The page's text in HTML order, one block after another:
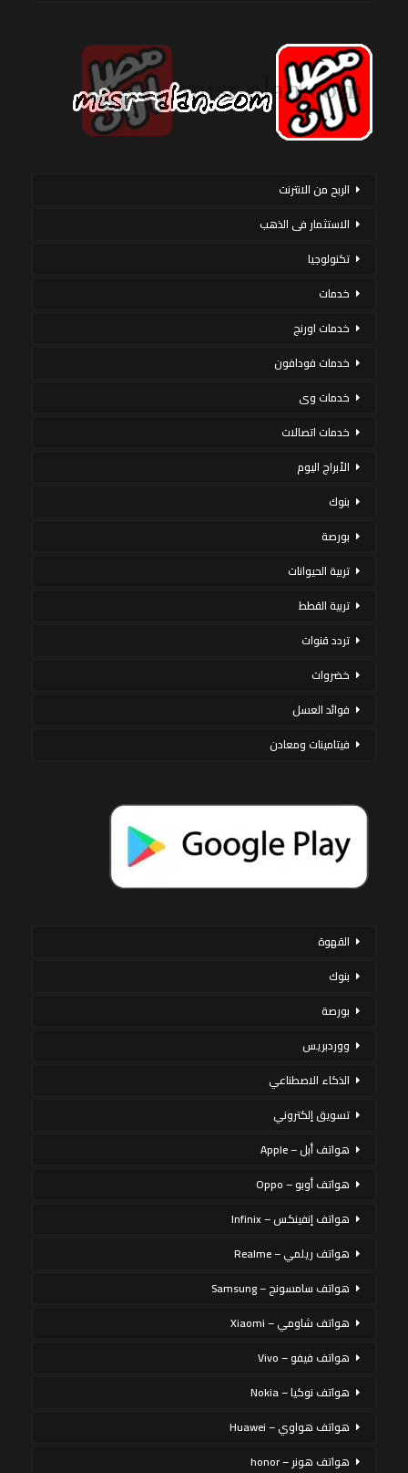
الربح من الانترنت
الاستثمار فى الذهب
تكنولوجيا
خدمات
خدمات اورنج
خدمات فودافون
خدمات وى
خدمات اتصالات
الأبراج اليوم
بنوك
بورصة
تربية الحيوانات
تربية القطط
تردد قنوات
خضروات
فوائد العسل
فيتامينات ومعادن
القهوة
بنوك
بورصة
ووردبريس
الذكاء الاصطناعي
تسويق إلكتروني
هواتف أبل – Apple
هواتف أوبو – Oppo
هواتف إنفينكس – Infinix
هواتف ريلمي – Realme
هواتف سامسونج – Samsung
هواتف شاومي – Xiaomi
هواتف فيفو – Vivo
هواتف نوكيا – Nokia
هواتف هواوي – Huawei
هواتف هونر – honor